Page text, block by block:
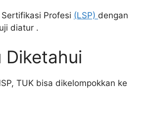
Profesi (LSP) dengan
diatur .
Diketahui
TUK bisa dikelompokkan ke